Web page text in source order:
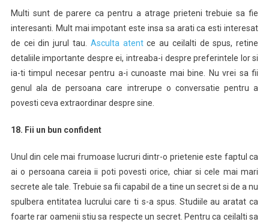
Multi sunt de parere ca pentru a atrage prieteni trebuie sa fie
interesanti. Mult mai impotant este insa sa arati ca esti interesat
de cei din jurul tau. Asculta atentce au ceilalti de spus, retine
detaliile importante despre ei, intreaba-i despre preferintele lor si
ia-ti timpul necesar pentru a-i cunoaste mai bine. Nu vrei sa fii
genul ala de persoana care intrerupe o conversatie pentru a
povesti ceva extraordinar despre sine.
18. Fii un bun confident
Unul din cele mai frumoase lucruri dintr-o prietenie este faptul ca
ai o persoana careia ii poti povesti orice, chiar si cele mai mari
secrete ale tale. Trebuie sa fii capabil de a tine un secret si de a nu
spulbera entitatea lucrului care ti s-a spus. Studiile au aratat ca
foarte rar oamenii stiu sa respecte un secret. Pentru ca ceilalti sa